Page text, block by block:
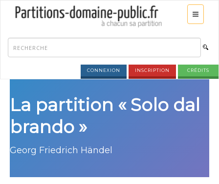
CONNEXION INSCRIPTION CRÉDITS
La partition « Solo dal
brando »
Georg Friedrich Händel